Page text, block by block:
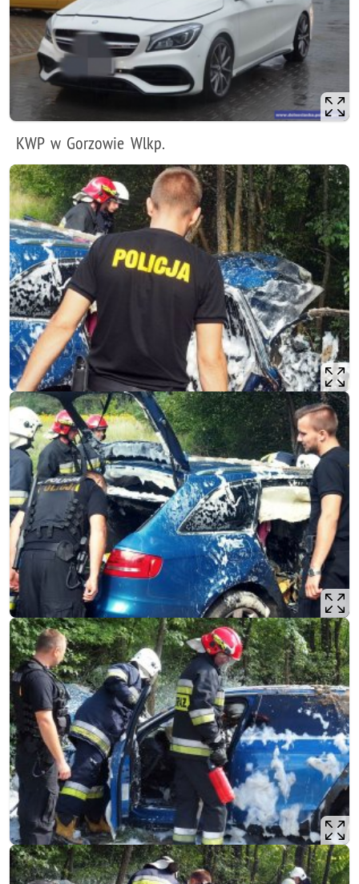
KWP w Gorzowie Wlkp.